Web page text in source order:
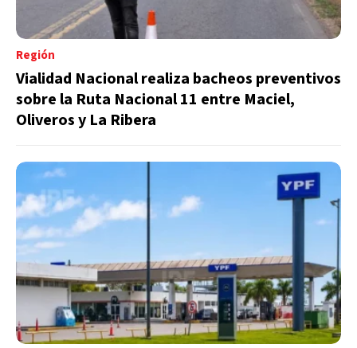
Región
Vialidad Nacional realiza bacheos preventivos
sobre la Ruta Nacional 11 entre Maciel,
Oliveros y La Ribera